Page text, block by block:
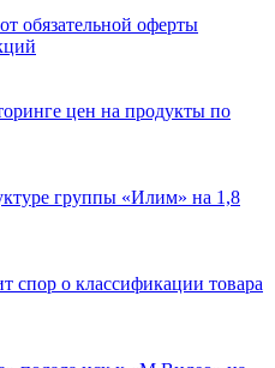
обязательной оферты
цен на продукты по
группы «Илим» на 1,8
спор о классификации товара